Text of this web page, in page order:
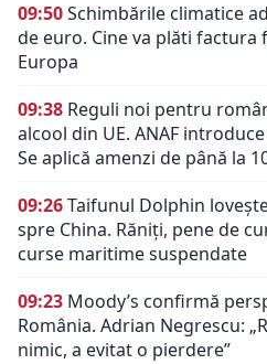
09:50Schimbările climatice
de euro. Cine va plăti
Europa
09:38 Reguli noi pentru
alcool din UE. ANAF
Se aplică amenzi de până la
09:26Taifunul Dolphin
spre China. Răniți, pene de
curse maritime suspendate
09:23 Moody’s confirmă
România. Adrian Negrescu:
nimic, a evitat o pierdere”